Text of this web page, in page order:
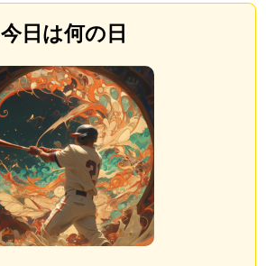
今日は何の日